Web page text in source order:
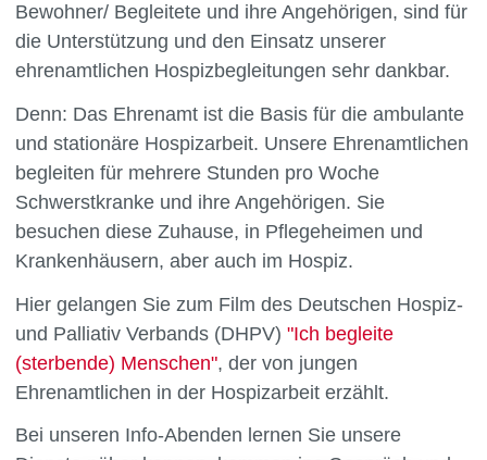
Bewohner/ Begleitete und ihre Angehörigen, sind für
die Unterstützung und den Einsatz unserer
ehrenamtlichen Hospizbegleitungen sehr dankbar.
Denn: Das Ehrenamt ist die Basis für die ambulante
und stationäre Hospizarbeit. Unsere Ehrenamtlichen
begleiten für mehrere Stunden pro Woche
Schwerstkranke und ihre Angehörigen. Sie
besuchen diese Zuhause, in Pflegeheimen und
Krankenhäusern, aber auch im Hospiz.
Hier gelangen Sie zum Film des Deutschen Hospiz-
und Palliativ Verbands (DHPV) "Ich begleite
(sterbende) Menschen", der von jungen
Ehrenamtlichen in der Hospizarbeit erzählt.
Bei unseren Info-Abenden lernen Sie unsere